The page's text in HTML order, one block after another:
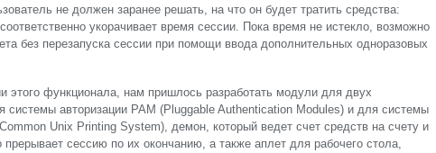
не должен заранее решать, на что он будет тратить средства:
укорачивает время сессии. Пока время не истекло, возможно
без перезапуска сессии при помощи ввода дополнительных одноразовых
этого функционала, нам пришлось разработать модули для двух
системы авторизации PAM (Pluggable Authentication Modules) и для системы
Unix Printing System), демон, который ведет счет средств на счету и
прерывает сессию по их окончанию, а также аплет для рабочего стола,